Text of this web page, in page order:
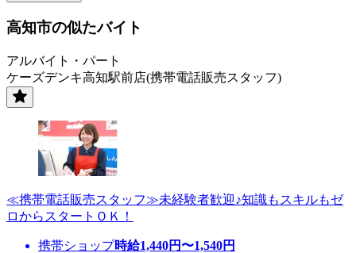
高知市の似たバイト
アルバイト・パート
ケーズデンキ高知駅前店(携帯電話販売スタッフ)
≪携帯電話販売スタッフ≫未経験者歓迎♪知識もスキルもゼ
ロからスタートＯＫ！
携帯ショップ時給1,440円〜1,540円